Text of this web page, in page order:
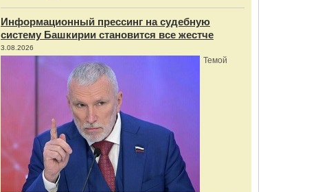
Информационный прессинг на судебную
систему Башкирии становится все жестче
3.08.2026
Темой